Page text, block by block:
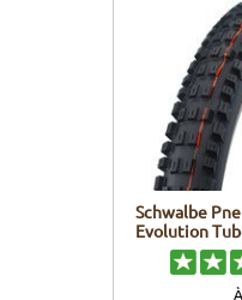
Schwalbe
Evolution